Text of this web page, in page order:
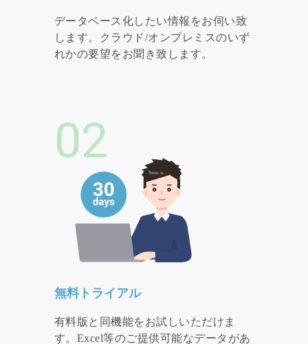
データベース化したい情報をお伺い致
します。クラウド/オンプレミスのいず
れかの要望をお聞き致します。
02
無料トライアル
有料版と同機能をお試しいただけま
す。Excel等のご提供可能なデータがあ